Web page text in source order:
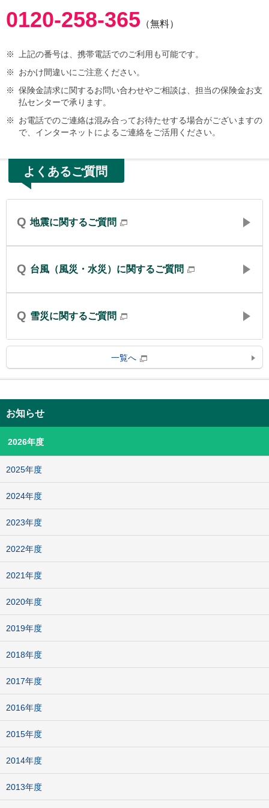
0120-258-365 （無料）
※
上記の番号は、携帯電話でのご利用も可能です。
※
おかけ間違いにご注意ください。
※ 保険金請求に関するお問い合わせやご相談は、担当の保険金お支
払センターで承ります。
※
お電話でのご連絡は混み合ってお待たせする場合がございますの
で、インターネットによるご連絡をご活用ください。
よくあるご質問
Q 地震に関するご質問
Q 台風（風災・水災）に関するご質問
Q 雪災に関するご質問
一覧へ
お知らせ
2026年度
2025年度
2024年度
2023年度
2022年度
2021年度
2020年度
2019年度
2018年度
2017年度
2016年度
2015年度
2014年度
2013年度